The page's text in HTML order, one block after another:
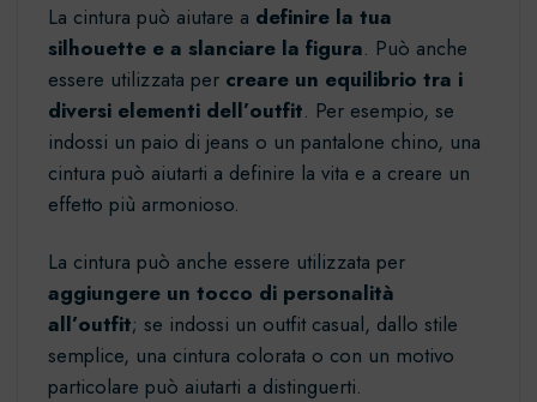
La cintura può aiutare a definire la tua
silhouette e a slanciare la figura. Può anche
essere utilizzata per creare un equilibrio tra i
diversi elementi dell’outfit. Per esempio, se
indossi un paio di jeans o un pantalone chino, una
cintura può aiutarti a definire la vita e a creare un
effetto più armonioso.
La cintura può anche essere utilizzata per
aggiungere un tocco di personalità
all’outfit; se indossi un outfit casual, dallo stile
semplice, una cintura colorata o con un motivo
particolare può aiutarti a distinguerti.